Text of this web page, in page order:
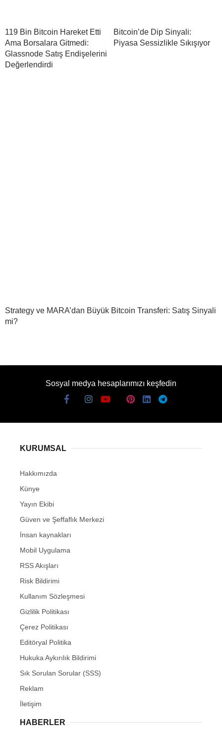
119 Bin Bitcoin Hareket Etti
Ama Borsalara Gitmedi:
Glassnode Satış Endişelerini
Değerlendirdi
Bitcoin’de Dip Sinyali:
Piyasa Sessizlikle Sıkışıyor
Strategy ve MARA’dan Büyük Bitcoin Transferi: Satış Sinyali
mi?
Sosyal medya hesaplarımızı keşfedin
KURUMSAL
Hakkımızda
Künye
Yayın Ekibi
Güven ve Şeffaflık Merkezi
İnsan kaynakları
Mobil Uygulama
RSS Akışları
Risk Bildirimi
Kullanım Sözleşmesi
Gizlilik Politikası
Çerez Politikası
Editöryal Politika
Hukuka Aykırılık Bildirimi
Sık Sorulan Sorular (SSS)
Reklam
İletişim
HABERLER